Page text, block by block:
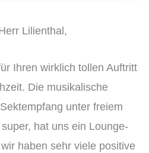
Lilienthal,
Ihren wirklich tollen Auftritt
Die musikalische
unter freiem
hat uns ein Lounge-
haben sehr viele positive